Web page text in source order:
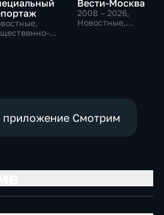
Вести-Москва
2008 – 2026,
Новостные,
приложение Смотрим